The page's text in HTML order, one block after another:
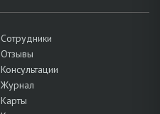
Сотрудники
Отзывы
Консультации
Журнал
Карты